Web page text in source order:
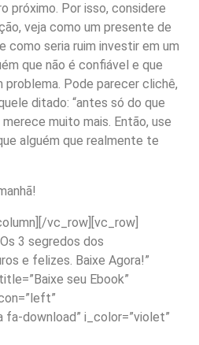
próximo. Por isso, considere
veja como um presente de
como seria ruim investir em um
que não é confiável e que
problema. Pode parecer clichê,
ditado: “antes só do que
muito mais. Então, use
alguém que realmente te
vc_row][vc_row]
3 segredos dos
e felizes. Baixe Agora!”
seu Ebook”
download” i_color=”violet”